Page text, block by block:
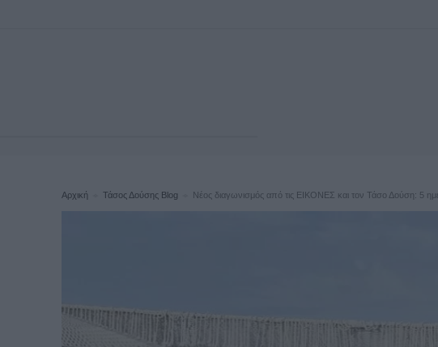
Αρχική Τάσος Δούσης Blog Νέος διαγωνισμός από τις ΕΙΚΟΝΕΣ και τον Τάσο Δούση: 5